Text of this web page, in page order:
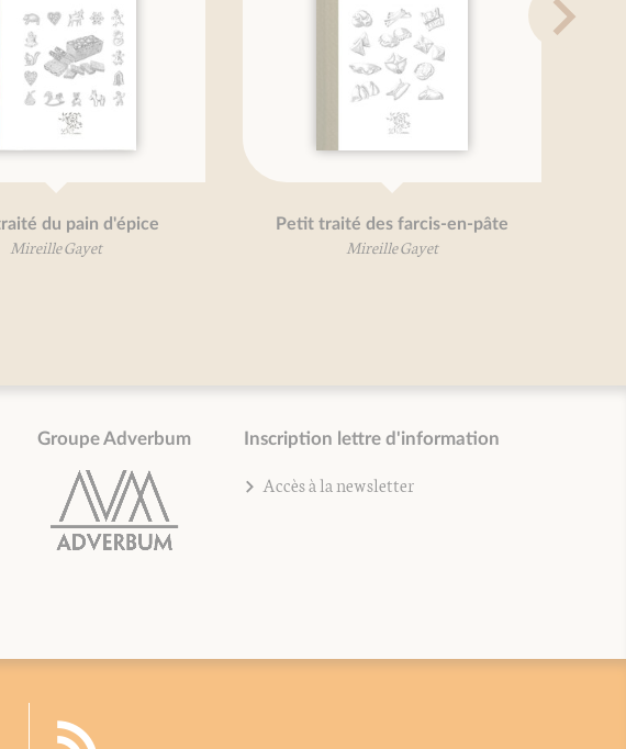
du pain d'épice
Gayet
Petit traité des farcis-en-pâte
Mireille Gayet
Groupe Adverbum Inscription lettre d'information
Accès à la newsletter